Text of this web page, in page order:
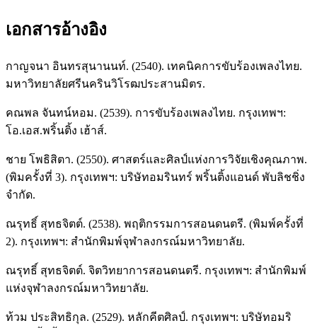
เอกสารอ้างอิง
กาญจนา อินทรสุนานนท์. (2540). เทคนิคการขับร้องเพลงไทย.
มหาวิทยาลัยศรีนครินวิโรฒประสานมิตร.
คณพล จันทน์หอม. (2539). การขับร้องเพลงไทย. กรุงเทพฯ:
โอ.เอส.พริ้นติ้ง เฮ้าส์.
ชาย โพธิสิตา. (2550). ศาสตร์และศิลป์แห่งการวิจัยเชิงคุณภาพ.
(พิมครั้งที่ 3). กรุงเทพฯ: บริษัทอมรินทร์ พริ้นติ้งแอนด์ พับลิชชิ่ง
จำกัด.
ณรุทธิ์ สุทธจิตต์. (2538). พฤติกรรมการสอนดนตรี. (พิมพ์ครั้งที่
2). กรุงเทพฯ: สำนักพิมพ์จุฬาลงกรณ์มหาวิทยาลัย.
ณรุทธิ์ สุทธจิตต์. จิตวิทยาการสอนดนตรี. กรุงเทพฯ: สำนักพิมพ์
แห่งจุฬาลงกรณ์มหาวิทยาลัย.
ท้วม ประสิทธิกุล. (2529). หลักคีตศิลป์. กรุงเทพฯ: บริษัทอมริ